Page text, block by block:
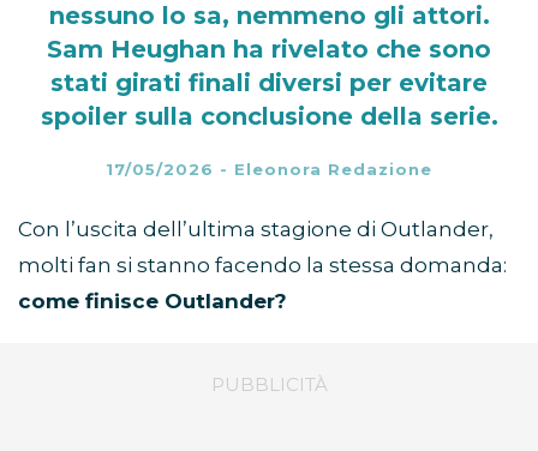
nessuno lo sa, nemmeno gli attori.
Sam Heughan ha rivelato che sono
stati girati finali diversi per evitare
spoiler sulla conclusione della serie.
17/05/2026 - Eleonora Redazione
Con l’uscita dell’ultima stagione di Outlander,
molti fan si stanno facendo la stessa domanda:
come finisce Outlander?